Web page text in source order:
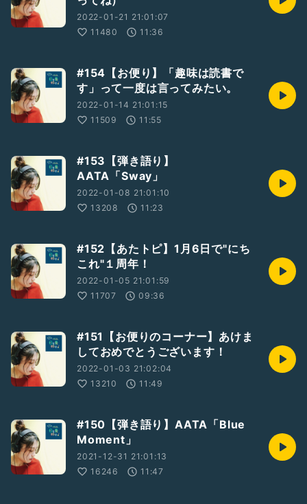
2022-01-21 21:01:07
11480
11:36
#154【お便り】「趣味は読書で
す」って一度は言ってみたい。
2022-01-14 21:01:15
11509
11:55
#153【弾き語り】
AATA「Sway」
2022-01-08 21:01:10
13208
11:23
#152【あたトピ】1月6日で"にち
これ"１周年！
2022-01-05 21:01:59
11707
09:36
#151【お便りのコーナー】あけま
しておめでとうございます！
2022-01-03 21:02:04
13210
11:49
#150【弾き語り】AATA「Blue
Moment」
2021-12-31 21:01:13
16246
11:47